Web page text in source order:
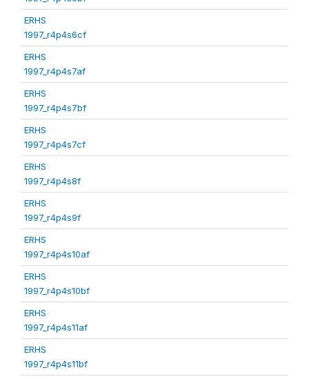
ERHS
1997_r4p4s6cf
ERHS
1997_r4p4s7af
ERHS
1997_r4p4s7bf
ERHS
1997_r4p4s7cf
ERHS
1997_r4p4s8f
ERHS
1997_r4p4s9f
ERHS
1997_r4p4s10af
ERHS
1997_r4p4s10bf
ERHS
1997_r4p4s11af
ERHS
1997_r4p4s11bf